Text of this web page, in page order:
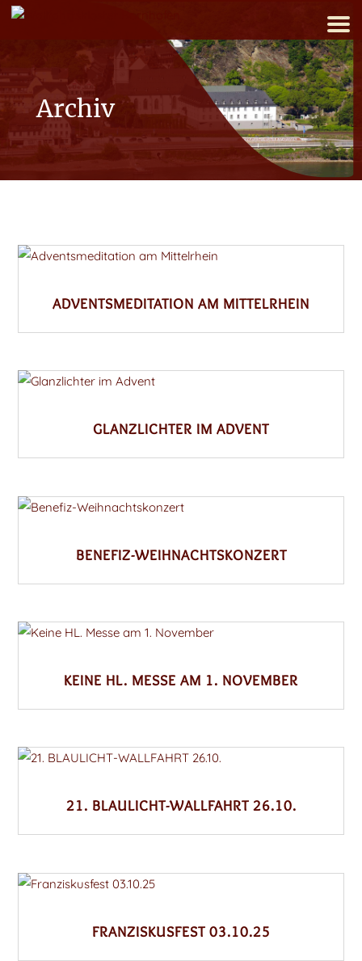
Archiv
ADVENTSMEDITATION AM MITTELRHEIN
GLANZLICHTER IM ADVENT
BENEFIZ-WEIHNACHTSKONZERT
KEINE HL. MESSE AM 1. NOVEMBER
21. BLAULICHT-WALLFAHRT 26.10.
FRANZISKUSFEST 03.10.25